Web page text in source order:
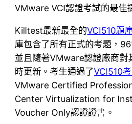
VMware VCI認證考試的最佳
Killtest最新最全的VCI510題
庫包含了所有正式的考題，
並且隨著VMware認證廠商對
時更新。考生通過了VCI510
VMware Certified
Center Virtualization for
Voucher Only認證證書。